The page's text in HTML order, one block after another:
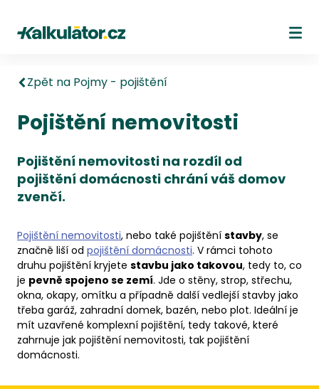
Kalkulátor.cz
Zpět na Pojmy - pojištění
Pojištění nemovitosti
Pojištění nemovitosti na rozdíl od
pojištění domácnosti chrání váš domov
zvenčí.
Pojištění nemovitosti, nebo také pojištění stavby, se
značně liší od pojištění domácnosti. V rámci tohoto
druhu pojištění kryjete stavbu jako takovou, tedy to, co
je pevně spojeno se zemí. Jde o stěny, strop, střechu,
okna, okapy, omítku a případně další vedlejší stavby jako
třeba garáž, zahradní domek, bazén, nebo plot. Ideální je
mít uzavřené komplexní pojištění, tedy takové, které
zahrnuje jak pojištění nemovitosti, tak pojištění
domácnosti.